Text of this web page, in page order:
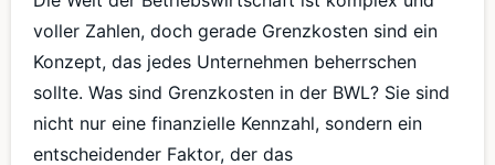
voller Zahlen, doch gerade Grenzkosten sind ein
Konzept, das jedes Unternehmen beherrschen
sollte. Was sind Grenzkosten in der BWL? Sie sind
nicht nur eine finanzielle Kennzahl, sondern ein
entscheidender Faktor, der das